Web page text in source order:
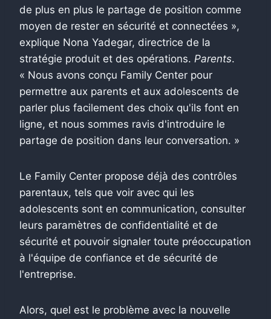
de plus en plus le partage de position comme
moyen de rester en sécurité et connectées »,
explique Nona Yadegar, directrice de la
stratégie produit et des opérations. Parents.
« Nous avons conçu Family Center pour
permettre aux parents et aux adolescents de
parler plus facilement des choix qu'ils font en
ligne, et nous sommes ravis d'introduire le
partage de position dans leur conversation. »
Le Family Center propose déjà des contrôles
parentaux, tels que voir avec qui les
adolescents sont en communication, consulter
leurs paramètres de confidentialité et de
sécurité et pouvoir signaler toute préoccupation
à l'équipe de confiance et de sécurité de
l'entreprise.
Alors, quel est le problème avec la nouvelle